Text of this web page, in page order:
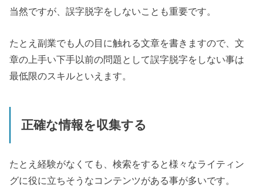
当然ですが、誤字脱字をしないことも重要です。
たとえ副業でも人の目に触れる文章を書きますので、文
章の上手い下手以前の問題として誤字脱字をしない事は
最低限のスキルといえます。
正確な情報を収集する
たとえ経験がなくても、検索をすると様々なライティン
グに役に立ちそうなコンテンツがある事が多いです。